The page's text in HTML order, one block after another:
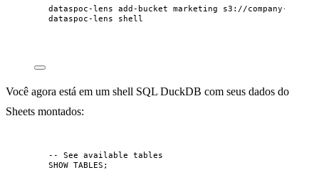
dataspoc-lens add-bucket marketing
s3://company-
dataspoc-lens
shell
Você agora está em um shell SQL DuckDB com seus dados do
Sheets montados:
-- See available tables
SHOW TABLES;